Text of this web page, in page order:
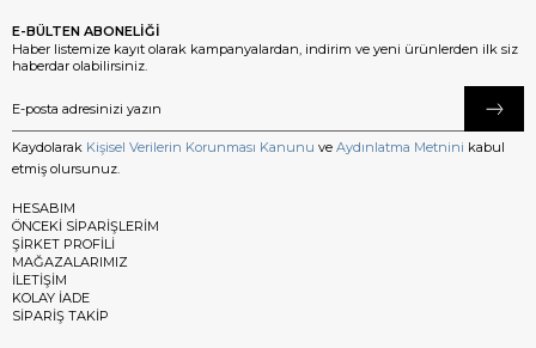
E-BÜLTEN ABONELİĞİ
Haber listemize kayıt olarak kampanyalardan, indirim ve yeni ürünlerden ilk siz
haberdar olabilirsiniz.
Kaydolarak Kişisel Verilerin Korunması Kanunu ve Aydınlatma Metnini kabul
etmiş olursunuz.
HESABIM
ÖNCEKİ SİPARİŞLERİM
ŞİRKET PROFİLİ
MAĞAZALARIMIZ
İLETİŞİM
KOLAY İADE
SİPARİŞ TAKİP